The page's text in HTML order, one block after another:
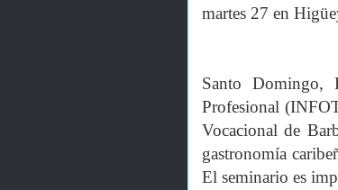
martes 27 en
Santo Domingo,
Profesional
Vocacional de
gastronomía
El seminario es